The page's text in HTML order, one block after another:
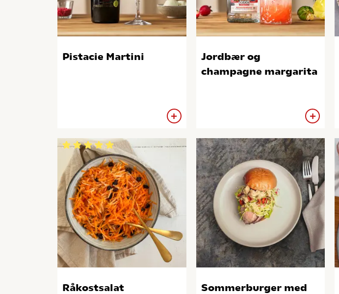
Pistacie Martini
Jordbær og
champagne margarita
Råkostsalat
Sommerburger med